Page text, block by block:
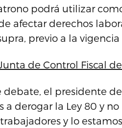
podrá utilizar
afectar derechos
previo a la
de Control Fiscal
debate, el presidente
a derogar la Ley 80 y
y lo